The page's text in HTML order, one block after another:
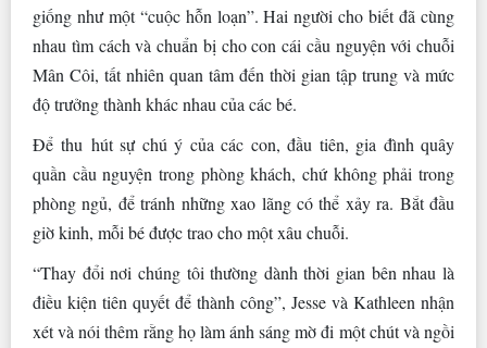
giống như một “cuộc hỗn loạn”. Hai người cho biết đã cùng
nhau tìm cách và chuẩn bị cho con cái cầu nguyện với chuỗi
Mân Côi, tất nhiên quan tâm đến thời gian tập trung và mức
độ trưởng thành khác nhau của các bé.
Để thu hút sự chú ý của các con, đầu tiên, gia đình quây
quần cầu nguyện trong phòng khách, chứ không phải trong
phòng ngủ, để tránh những xao lãng có thể xảy ra. Bắt đầu
giờ kinh, mỗi bé được trao cho một xâu chuỗi.
“Thay đổi nơi chúng tôi thường dành thời gian bên nhau là
điều kiện tiên quyết để thành công”, Jesse và Kathleen nhận
xét và nói thêm rằng họ làm ánh sáng mờ đi một chút và ngồi